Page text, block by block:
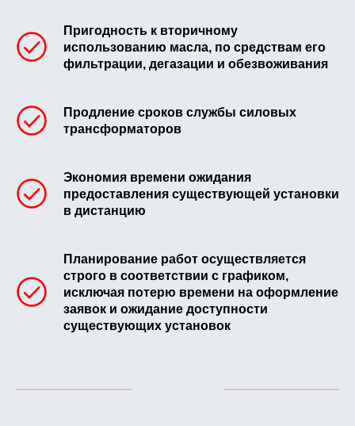
Пригодность к вторичному
использованию масла, по средствам его
фильтрации, дегазации и обезвоживания
Продление сроков службы силовых
трансформаторов
Экономия времени ожидания
предоставления существующей установки
в дистанцию
Планирование работ осуществляется
строго в соответствии с графиком,
исключая потерю времени на оформление
заявок и ожидание доступности
существующих установок